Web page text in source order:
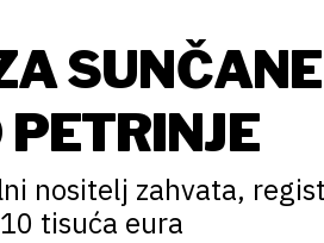
nositelj zahvata,
tisuća eura